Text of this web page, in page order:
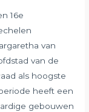
16e
van
van de
als hoogste
heeft een
gebouwen